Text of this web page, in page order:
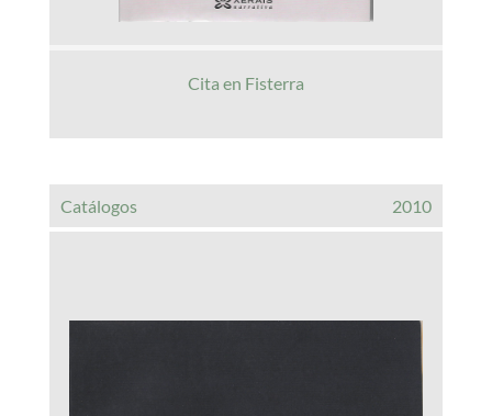
Cita en Fisterra
Catálogos 2010